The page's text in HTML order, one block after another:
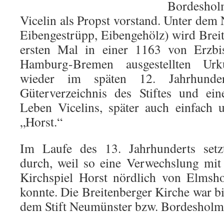
Vicelin als Propst vorstand. Unter dem
Eibengestrüpp, Eibengehölz) wird
ersten Mal in einer 1163 von
Hamburg-Bremen ausgestellten
wieder im späten 12.
Güterverzeichnis des Stiftes und
Leben Vicelins, später auch einfach
„Horst.“
Im Laufe des 13. Jahrhunderts
durch, weil so eine Verwechslung
Kirchspiel Horst nördlich von
konnte. Die Breitenberger Kirche war
dem Stift Neumünster bzw.